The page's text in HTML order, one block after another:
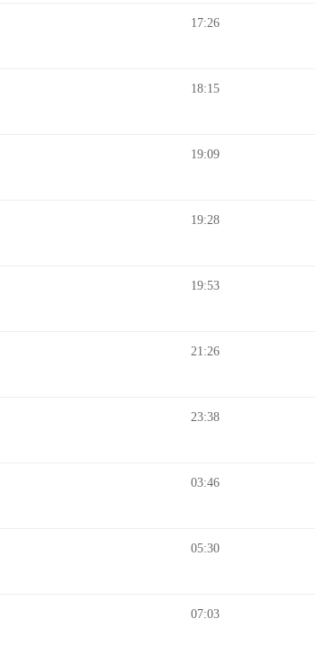
17:26
18:15
19:09
19:28
19:53
21:26
23:38
03:46
05:30
07:03